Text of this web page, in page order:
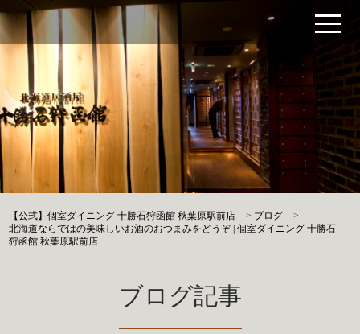
【公式】個室ダイニング 十勝石狩函館 秋葉原駅前店 > ブログ
>
北海道ならではの美味しいお酒のおつまみをどうぞ | 個室ダイニング 十勝石
狩函館 秋葉原駅前店
ブログ記事